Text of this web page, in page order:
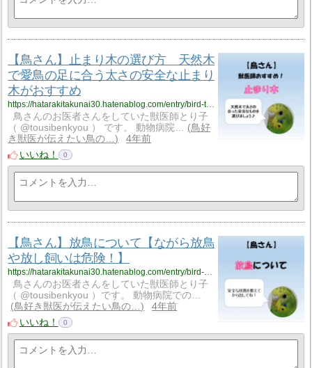
【鳥さん】止まり木の選び方 天然木
で愛鳥の足に合う太さの安全な止まり
木がおすすめ
https://hatarakitakunai30.hatenablog.com/entry/bird-tomarigi
鳥さんのお医者さんをしていた獣医師とり子
（ @tousibenkyou ） です。 動物病院…
鳥好
き獣医が伝えたい鳥の…
4年前
いいね！
0
【鳥さん】放鳥について【ながら放鳥
や放し飼いは危険！】
鳥さんのお医者さんをしていた獣医師とり子
（ @tousibenkyou ）です。 動物病院での…
鳥好き獣医が伝えたい鳥の…
4年前
いいね！
0